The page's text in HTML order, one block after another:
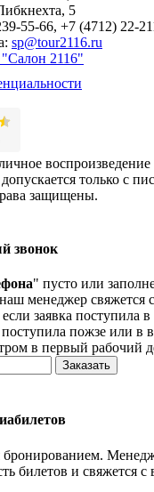
5
55-66, +7 (4712) 22-
sp@tour2116.ru
2116"
воспроизведение
только с
защищены.
звонок
" пусто или
менеджер свяжется
заявка поступила
поступила пожзе или в
в первый рабочий
бронированием.
билетов и свяжется с